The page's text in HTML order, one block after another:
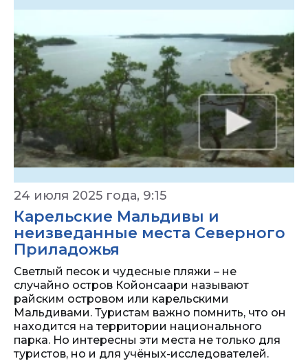
24 июля 2025 года, 9:15
Карельские Мальдивы и
неизведанные места Северного
Приладожья
Светлый песок и чудесные пляжи – не
случайно остров Койонсаари называют
райским островом или карельскими
Мальдивами. Туристам важно помнить, что он
находится на территории национального
парка. Но интересны эти места не только для
туристов, но и для учёных-исследователей.